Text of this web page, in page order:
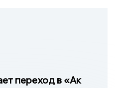
переход в «Ак